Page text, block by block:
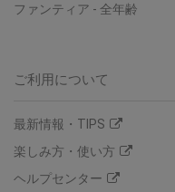
ファンティア - 全年齢
ご利用について
最新情報・TIPS
楽しみ方・使い方
ヘルプセンター